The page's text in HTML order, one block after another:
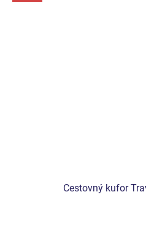
Cestovný kufor